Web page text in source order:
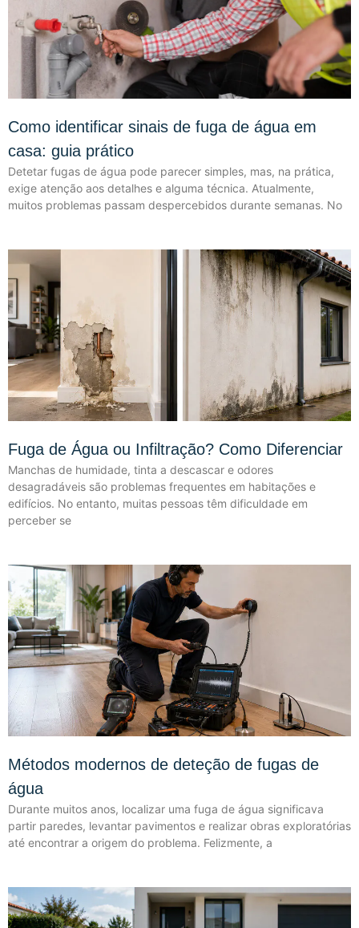
Como identificar sinais de fuga de água em
casa: guia prático
Detetar fugas de água pode parecer simples, mas, na prática,
exige atenção aos detalhes e alguma técnica. Atualmente,
muitos problemas passam despercebidos durante semanas. No
Fuga de Água ou Infiltração? Como Diferenciar
Manchas de humidade, tinta a descascar e odores
desagradáveis são problemas frequentes em habitações e
edifícios. No entanto, muitas pessoas têm dificuldade em
perceber se
Métodos modernos de deteção de fugas de
água
Durante muitos anos, localizar uma fuga de água significava
partir paredes, levantar pavimentos e realizar obras exploratórias
até encontrar a origem do problema. Felizmente, a